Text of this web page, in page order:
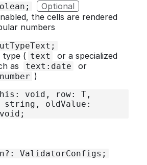
Optional
the cells are rendered
numbers
type ( text
or a specialized
as
text:date or
)
void, row: T,
string, oldValue:
ValidatorConfigs;